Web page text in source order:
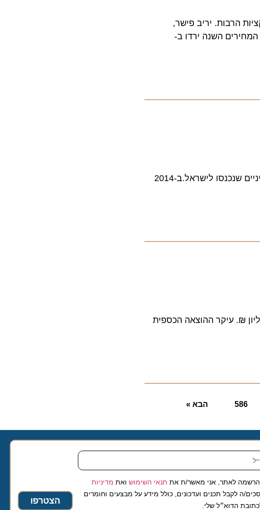
הרבות. יריב פישר,
המחירים השנה ירדו ב-
לראשונה משרד התיירות פתח קורס לימוד סינית למורי דרך ישראלים כתוצאה מגידול במספר התיירים הסיניים שנכנסו לישראל.ב-2014
המלונות בישראל נמסר כי עלות הכשרת בתי המלון מסתכמת בכ-95 מיליון ₪. עיקר ההוצאה הכספית
הבא »
לאתר, אני מאשר/ת אתתנאי השימושואת מדיניות
לקבל תכנים ועדכונים, כולל מידע על מבצעים וחומרים
הדוא״ל שלי.
הצטרפו